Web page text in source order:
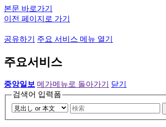
본문 바로가기
이전 페이지로 가기
공유하기 주요 서비스 메뉴 열기
주요서비스
중앙일보 메가메뉴로 돌아가기
닫기
검색어 입력폼